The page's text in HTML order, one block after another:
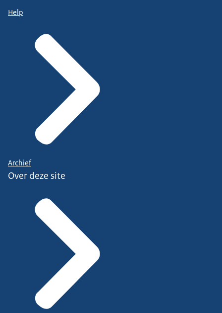
Help
Archief
Over deze site